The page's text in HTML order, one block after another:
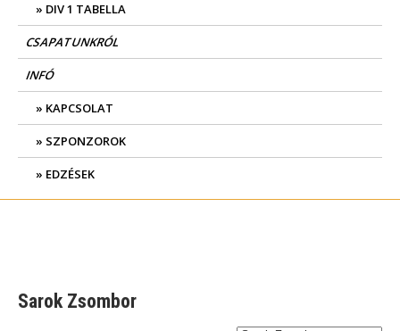
DIV 1 TABELLA
CSAPATUNKRÓL
INFÓ
KAPCSOLAT
SZPONZOROK
EDZÉSEK
Sarok Zsombor